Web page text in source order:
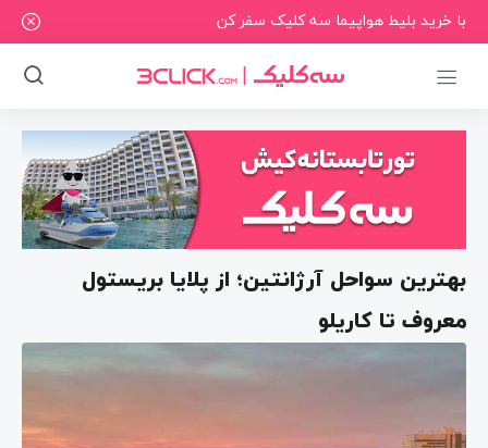
با خرید بلیط هواپیما سه کلیک سفر کن
بهترین سواحل آرژانتین؛ از پلایا بریستول
معروف تا کاریلو